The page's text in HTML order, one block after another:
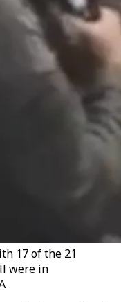
17 of the 21
were in